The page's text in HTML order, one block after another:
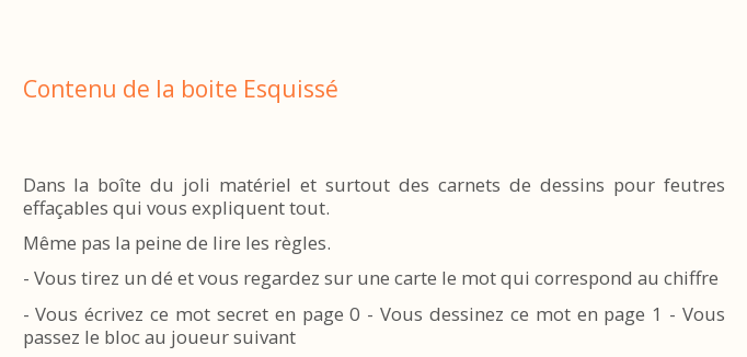
Contenu de la boite Esquissé
Dans la boîte du joli matériel et surtout des carnets de dessins pour feutres
effaçables qui vous expliquent tout.
Même pas la peine de lire les règles.
- Vous tirez un dé et vous regardez sur une carte le mot qui correspond au chiffre
- Vous écrivez ce mot secret en page 0 - Vous dessinez ce mot en page 1 - Vous
passez le bloc au joueur suivant